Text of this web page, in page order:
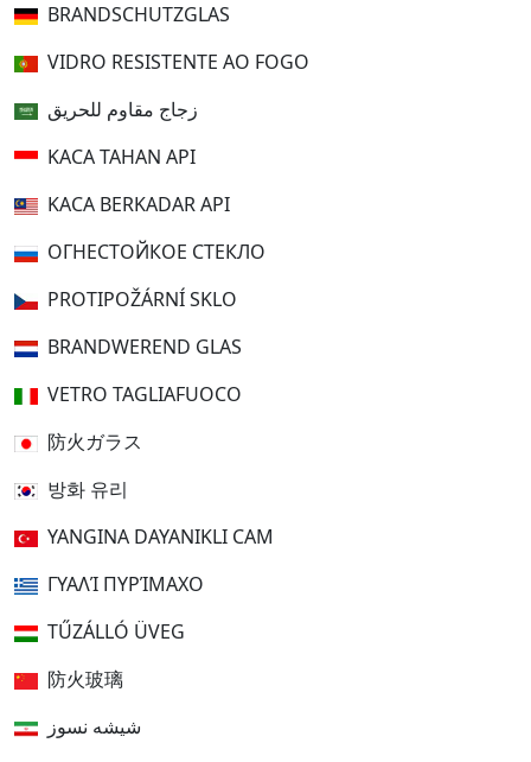
BRANDSCHUTZGLAS
VIDRO RESISTENTE AO FOGO
زجاج مقاوم للحريق
KACA TAHAN API
KACA BERKADAR API
ОГНЕСТОЙКОЕ СТЕКЛО
PROTIPOŽÁRNÍ SKLO
BRANDWEREND GLAS
VETRO TAGLIAFUOCO
防火ガラス
방화 유리
YANGINA DAYANIKLI CAM
ΓΥΑΛΊ ΠΥΡΊΜΑΧΟ
TŰZÁLLÓ ÜVEG
防火玻璃
شیشه نسوز